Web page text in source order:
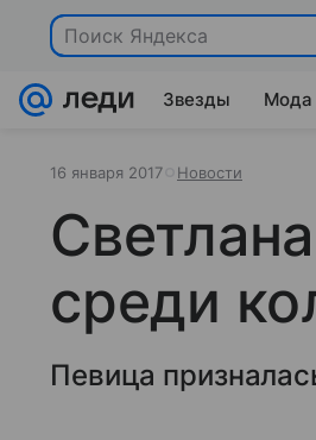
Поиск Яндекса
Звезды Мода
16 января 2017 Новости
среди
Певица